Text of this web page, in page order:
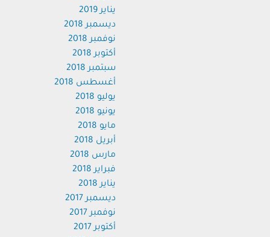
يناير 2019
ديسمبر 2018
نوفمبر 2018
أكتوبر 2018
سبتمبر 2018
أغسطس 2018
يوليو 2018
يونيو 2018
مايو 2018
أبريل 2018
مارس 2018
فبراير 2018
يناير 2018
ديسمبر 2017
نوفمبر 2017
أكتوبر 2017